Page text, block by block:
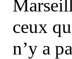
ceux
n’y a